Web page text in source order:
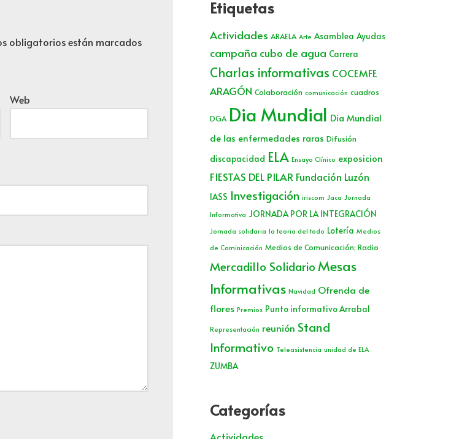
obligatorios están marcados
Web
Etiquetas
Actividades ARAELA Arte Asamblea Ayudas
campaña cubo de agua Carrera
Charlas informativas COCEMFE
ARAGÓN Colaboración comunicación cuadros
DGA Dia Mundial Dia Mundial
de las enfermedades raras Difusión
discapacidad ELA Ensayo Clínico exposicion
FIESTAS DEL PILAR Fundación Luzón
IASS Investigación iriscom Jaca Jornada
Informativa JORNADA POR LA INTEGRACIÓN
Jornada solidaria la teoria del todo Lotería Medios
de Cominicación Medios de Comunicación; Radio
Mercadillo SolidarioMesas
Informativas Navidad Ofrenda de
flores Premios Punto informativo Arrabal
Representación reunión Stand
Informativo Teleasistencia unidad de ELA
ZUMBA
Categorías